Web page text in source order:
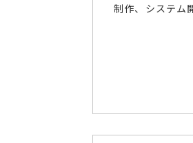
制作、システム